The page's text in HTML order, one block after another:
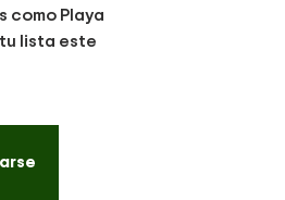
como Playa
lista este